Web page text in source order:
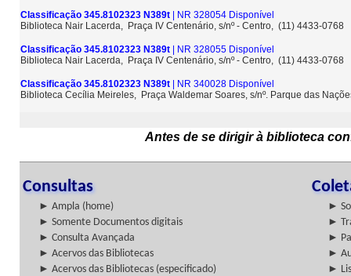
Classificação 345.8102323 N389t | NR 328054 Disponível
Biblioteca Nair Lacerda, Praça IV Centenário, s/nº - Centro, (11) 4433-0768
Classificação 345.8102323 N389t | NR 328055 Disponível
Biblioteca Nair Lacerda, Praça IV Centenário, s/nº - Centro, (11) 4433-0768
Classificação 345.8102323 N389t | NR 340028 Disponível
Biblioteca Cecília Meireles, Praça Waldemar Soares, s/nº. Parque das
Antes de se dirigir à biblioteca
Consultas
► Ampla (home)
►
► Somente Documentos digitais
►
► Consulta Avançada
►
► Acervos das Bibliotecas
►
► Acervos das Bibliotecas (especificado)
►